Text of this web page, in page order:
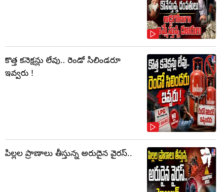
కొత్త కనెక్షన్లు లేవు.. రెండో సిలిండరూ
ఇవ్వరు !
పిల్లల ప్రాణాలు తీస్తున్న అరుదైన వైరస్..